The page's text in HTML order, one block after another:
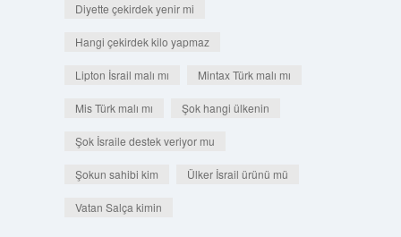
Diyette çekirdek yenir mi
Hangi çekirdek kilo yapmaz
Lipton İsrail malı mı Mintax Türk malı mı
Mis Türk malı mı Şok hangi ülkenin
Şok İsraile destek veriyor mu
Şokun sahibi kim Ülker İsrail ürünü mü
Vatan Salça kimin